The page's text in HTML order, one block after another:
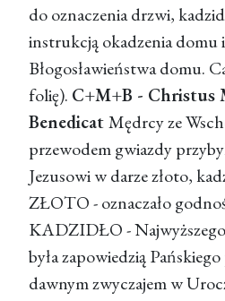
do oznaczenia drzwi,
instrukcją okadzenia domu
Błogosławieństwa domu.
folię). C+M+B - Christus
BenedicatMędrcy ze
przewodem gwiazdy
Jezusowi w darze złoto,
ZŁOTO - oznaczało
KADZIDŁO -
była zapowiedzią
dawnym zwyczajem w